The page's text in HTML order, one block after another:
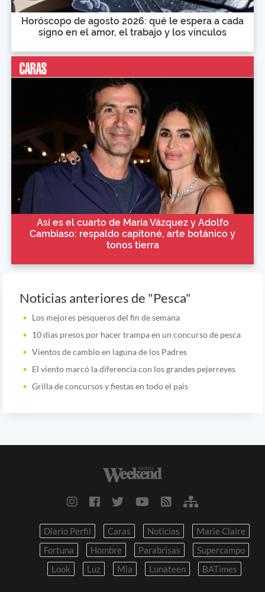
Horóscopo de agosto 2026: qué le espera a cada
signo en el amor, el trabajo y los vínculos
Así es el cuarto de María Vázquez y Adolfo
Cambiaso: respaldo capitoné, arte botánico y
tonos tierra
Noticias anteriores de "Pesca"
Los mejores pesqueros del fin de semana
10 días presos por hacer trampa en un concurso de pesca
Vientos de cambio en laguna de los Padres
El viento marcó la diferencia con los grandes pejerreyes
Grilla de concursos y fiestas en todo el pais
Diario Perfil Caras Noticias
Marie Claire
Fortuna
Hombre Parabrisas
Supercampo
Look
Luz Mia Lunateen BATimes